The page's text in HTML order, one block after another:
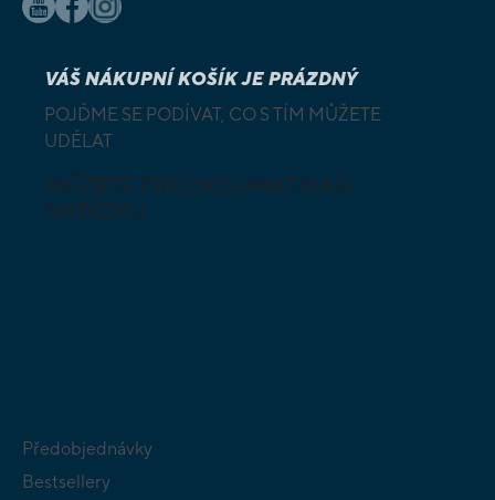
VÁŠ NÁKUPNÍ KOŠÍK JE PRÁZDNÝ
POJĎME SE PODÍVAT, CO S TÍM MŮŽETE
UDĚLAT
MŮŽETE PROZKOUMAT NAŠI
NABÍDKU
Předobjednávky
Bestsellery